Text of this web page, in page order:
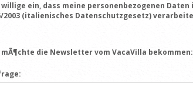
willige ein, dass meine personenbezogenen Daten
2003 (italienisches Datenschutzgesetz)
mÃ¶chte die Newsletter vom VacaVilla bekommen: